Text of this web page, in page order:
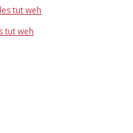
tut weh
tut weh